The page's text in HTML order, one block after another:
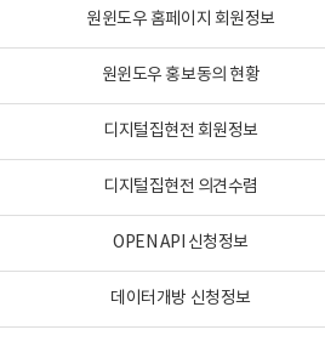
원윈도우 홈페이지 회원정보
원윈도우 홍보동의 현황
디지털집현전 회원정보
디지털집현전 의견수렴
OPEN API 신청정보
데이터개방 신청정보